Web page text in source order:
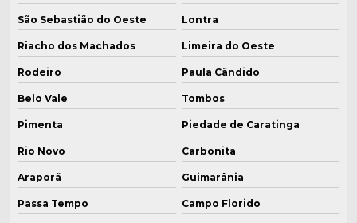
São Sebastião do Oeste Lontra
Riacho dos Machados Limeira do Oeste
Rodeiro Paula Cândido
Belo Vale Tombos
Pimenta Piedade de Caratinga
Rio Novo Carbonita
Araporã Guimarânia
Passa Tempo Campo Florido